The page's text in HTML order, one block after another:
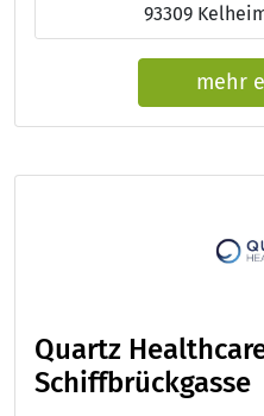
93309
mehr
Quartz
Schiffbrückgasse